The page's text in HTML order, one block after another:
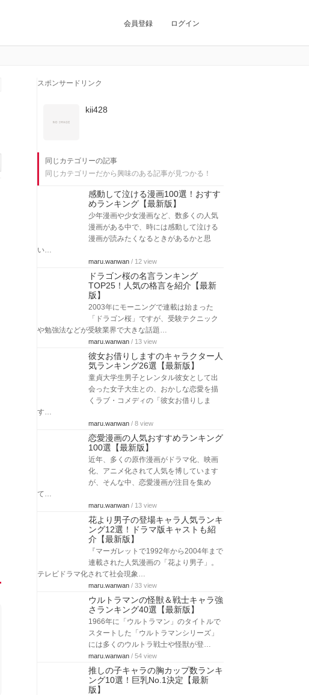
会員登録 ログイン
スポンサードリンク
kii428
同じカテゴリーの記事
同じカテゴリーだから興味のある記事が見つかる！
感動して泣ける漫画100選！おすす
めランキング【最新版】
少年漫画や少女漫画など、数多くの人気
漫画がある中で、時には感動して泣ける
漫画が読みたくなるときがあるかと思
い…
maru.wanwan / 12 view
ドラゴン桜の名言ランキング
TOP25！人気の格言を紹介【最新
版】
2003年にモーニングで連載は始まった
「ドラゴン桜」ですが、受験テクニック
や勉強法などが受験業界で大きな話題…
maru.wanwan / 13 view
彼女お借りしますのキャラクター人
気ランキング26選【最新版】
童貞大学生男子とレンタル彼女として出
会った女子大生との、おかしな恋愛を描
くラブ・コメディの「彼女お借りしま
す…
maru.wanwan / 8 view
恋愛漫画の人気おすすめランキング
100選【最新版】
近年、多くの原作漫画がドラマ化、映画
化、アニメ化されて人気を博しています
が、そんな中、恋愛漫画が注目を集め
て…
maru.wanwan / 13 view
花より男子の登場キャラ人気ランキ
ング12選！ドラマ版キャストも紹
介【最新版】
『マーガレットで1992年から2004年まで
連載された人気漫画の「花より男子」。
テレビドラマ化されて社会現象…
maru.wanwan / 33 view
ウルトラマンの怪獣＆戦士キャラ強
さランキング40選【最新版】
1966年に「ウルトラマン」のタイトルで
スタートした「ウルトラマンシリーズ」
には多くのウルトラ戦士や怪獣が登…
maru.wanwan / 54 view
推しの子キャラの胸カップ数ランキ
ング10選！巨乳No.1決定【最新
版】